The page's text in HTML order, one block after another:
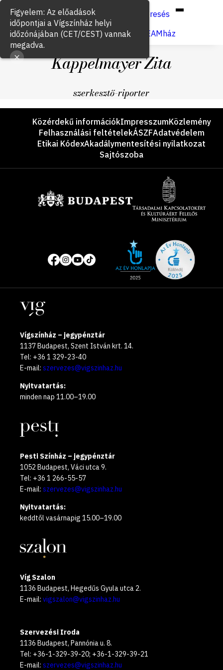
Keresés
Jegyvásárlás
VígSTREAMház
Kappelmayer Zita
szerkesztő-riporter
LáblécKözérdekű információkImpresszumKözlemény
Felhasználási feltételekÁSZFAdatvédelem
Etikai KódexAkadálymentesítési nyilatkozat
Sajtószoba
Közösségi
média
oldalak
of
year
Helyszínek
Vígszínház – jegypénztár
1137 Budapest, Szent István krt. 14.
Tel: +36 1 329-23-40
E-mail: szervezes@vigszinhaz.hu
Nyitvatartás:
minden nap 11.00–19.00
Pesti Színház – jegypénztár
1052 Budapest, Váci utca 9.
Tel: +36 1 266-55-57
E-mail: szervezes@vigszinhaz.hu
Nyitvatartás:
keddtől vasárnapig 15.00–19.00
Víg Szalon
1136 Budapest, Hegedűs Gyula utca 2.
E-mail: vigszalon@vigszinhaz.hu
Szervezési Iroda
1136 Budapest, Pannónia u. 8.
Tel: +36-1-329-39-20; +36-1-329-39-21
E-mail: szervezes@vigszinhaz.hu
Figyelem: Az előadások
időpontjai a Vígszínház helyi
időzónájában (CET/CEST) vannak
megadva.